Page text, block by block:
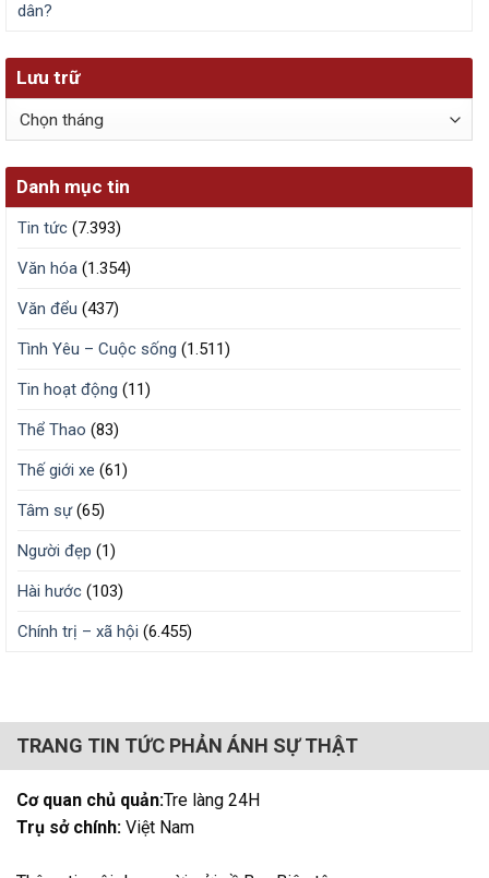
dân?
Lưu trữ
Lưu
Danh mục tin
Tin tức (7.393)
Văn hóa (1.354)
Văn đểu (437)
Tình Yêu – Cuộc sống (1.511)
Tin hoạt động (11)
Thể Thao (83)
Thế giới xe (61)
Tâm sự(65)
Người đẹp (1)
Hài hước (103)
Chính trị – xã hội (6.455)
TRANG TIN TỨC PHẢN ÁNH SỰ THẬT
Cơ quan chủ quản:Tre làng 24H
Trụ sở chính: Việt Nam